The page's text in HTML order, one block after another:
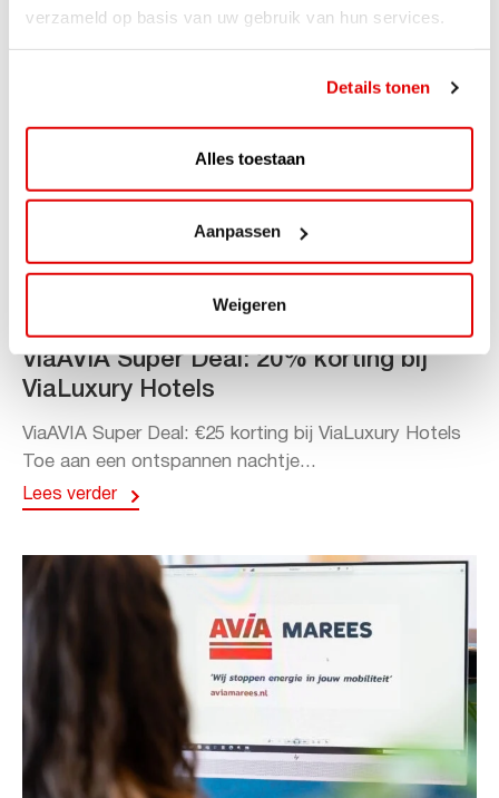
verzameld op basis van uw gebruik van hun services.
Details tonen
Alles toestaan
Aanpassen
Weigeren
ViaAVIA Super Deal: 20% korting bij
ViaLuxury Hotels
ViaAVIA Super Deal: €25 korting bij ViaLuxury Hotels
Toe aan een ontspannen nachtje...
Lees verder